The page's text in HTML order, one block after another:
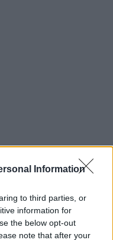
Information
to third parties, or
information for
the below opt-out
note that after your